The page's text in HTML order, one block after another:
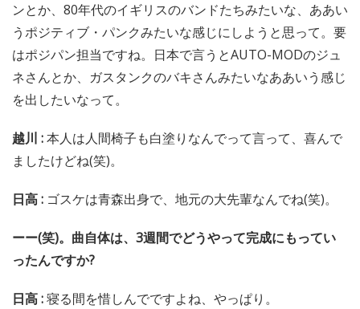
ンとか、80年代のイギリスのバンドたちみたいな、ああい
うポジティブ・パンクみたいな感じにしようと思って。要
はポジパン担当ですね。日本で言うとAUTO-MODのジュ
ネさんとか、ガスタンクのバキさんみたいなああいう感じ
を出したいなって。
越川 :本人は人間椅子も白塗りなんでって言って、喜んで
ましたけどね(笑)。
日高 : ゴスケは青森出身で、地元の大先輩なんでね(笑)。
ーー(笑)。曲自体は、3週間でどうやって完成にもってい
ったんですか?
日高 :寝る間を惜しんでですよね、やっぱり。